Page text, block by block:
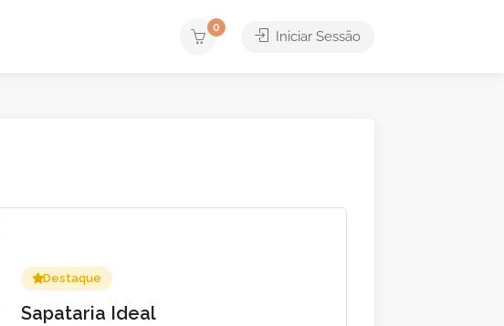
0
Iniciar Sessão
Destaque
Sapataria Ideal